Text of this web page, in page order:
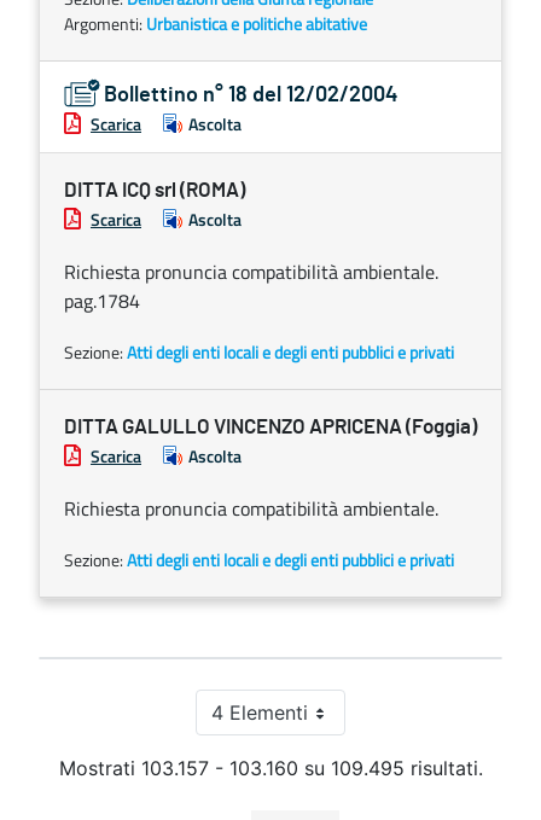
Argomenti: Urbanistica e politiche abitative
Bollettino n° 18 del 12/02/2004
Scarica Ascolta
DITTA ICQ srl (ROMA)
Scarica Ascolta
Richiesta pronuncia compatibilità ambientale.
pag.1784
Sezione:Atti degli enti locali e degli enti pubblici e privati
DITTA GALULLO VINCENZO APRICENA (Foggia)
Scarica Ascolta
Richiesta pronuncia compatibilità ambientale.
Sezione:Atti degli enti locali e degli enti pubblici e privati
4 ElementiPer pagina
Mostrati 103.157 - 103.160 su 109.495 risultati.